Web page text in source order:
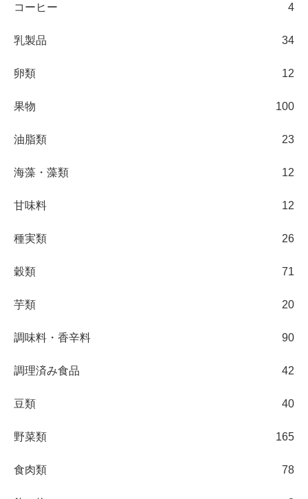
コーヒー 4
乳製品 34
卵類 12
果物 100
油脂類 23
海藻・藻類 12
甘味料 12
種実類 26
穀類 71
芋類 20
調味料・香辛料 90
調理済み食品 42
豆類 40
野菜類 165
食肉類 78